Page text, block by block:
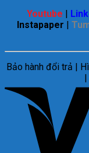
Youtube |
Instapaper |
Bảo hành đổi trả |
|